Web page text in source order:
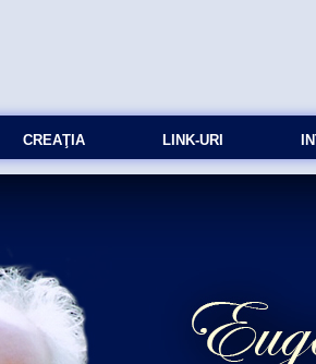
CREAŢIA LINK-URI